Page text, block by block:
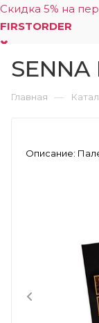
Скидка 5% на
FIRSTORDER
Главная —
Описание: